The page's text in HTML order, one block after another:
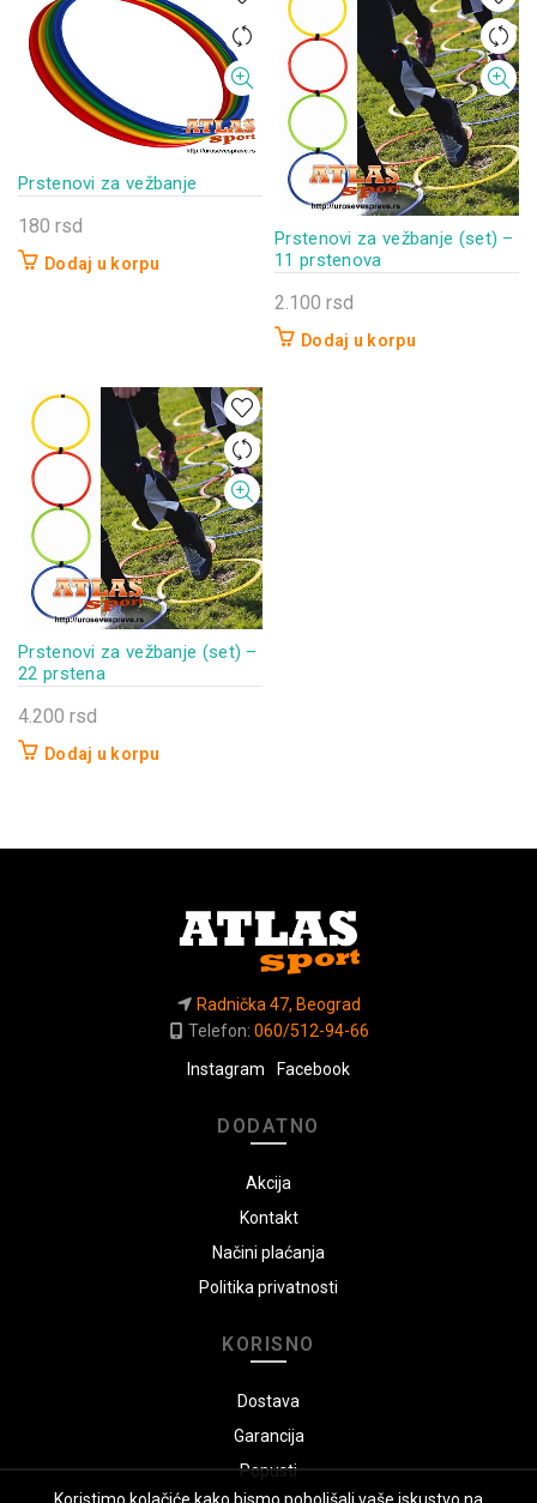
Prstenovi za vežbanje
180 rsd
Dodaj u korpu
Prstenovi za vežbanje (set) –
11 prstenova
2.100 rsd
Dodaj u korpu
Prstenovi za vežbanje (set) –
22 prstena
4.200 rsd
Dodaj u korpu
Radnička 47, Beograd
Telefon: 060/512-94-66
Instagram
Facebook
DODATNO
Akcija
Kontakt
Načini plaćanja
Politika privatnosti
KORISNO
Dostava
Garancija
Popusti